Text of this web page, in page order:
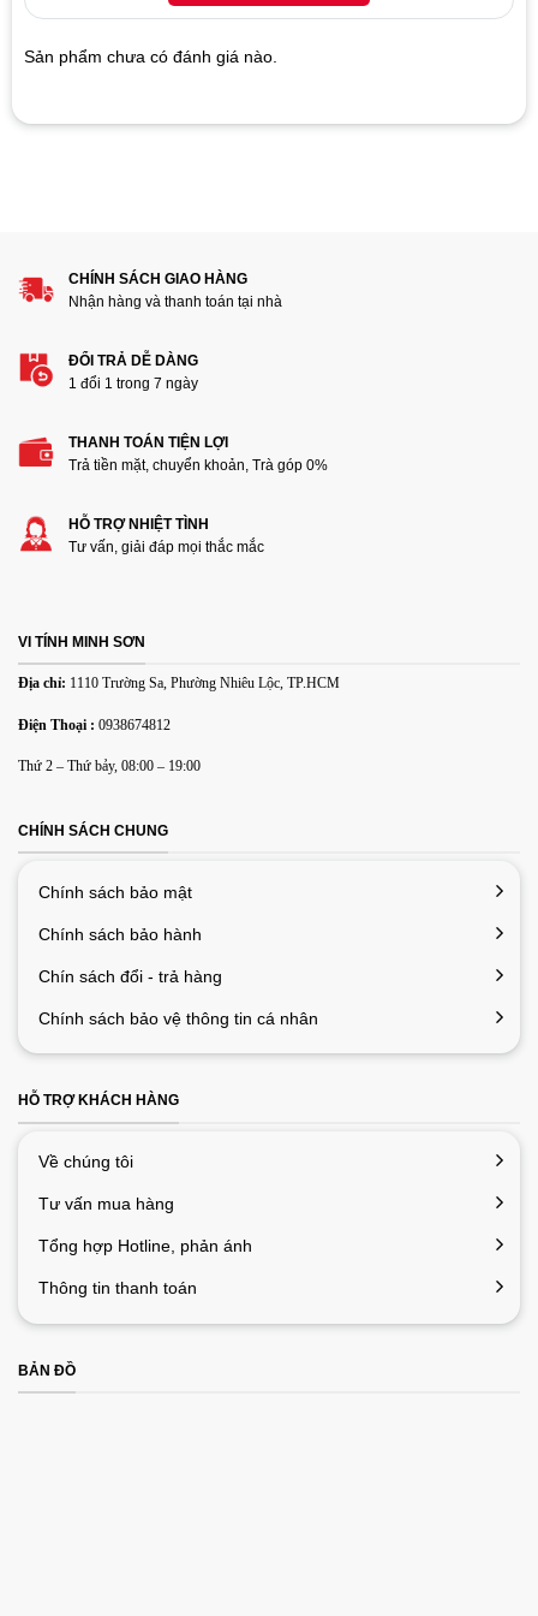
customer
ratings
Sản phẩm chưa có đánh giá nào.
Hãy là người đánh giá đầu tiên cho sản phẩm “Cáp 1394b
Thêm ảnh đánh giá
Các định dạng ảnh được chấp nhận: jpg,png.
Email*
cho lần bình luận kế tiếp của tôi.
CHÍNH SÁCH GIAO HÀNG
Nhận hàng và thanh toán tại nhà
ĐỔI TRẢ DỄ DÀNG
1 đổi 1 trong 7 ngày
THANH TOÁN TIỆN LỢI
Trả tiền mặt, chuyển khoản, Trà góp 0%
HỖ TRỢ NHIỆT TÌNH
Tư vấn, giải đáp mọi thắc mắc
VI TÍNH MINH SƠN
Địa chỉ: 1110 Trường Sa, Phường Nhiêu Lộc, TP.HCM
Điện Thoại : 0938674812
Thứ 2 – Thứ bảy, 08:00 – 19:00
CHÍNH SÁCH CHUNG
Chính sách bảo mật
Chính sách bảo hành
Chín sách đổi - trả hàng
Chính sách bảo vệ thông tin cá nhân
HỖ TRỢ KHÁCH HÀNG
Về chúng tôi
Tư vấn mua hàng
Tổng hợp Hotline, phản ánh
Thông tin thanh toán
BẢN ĐỒ